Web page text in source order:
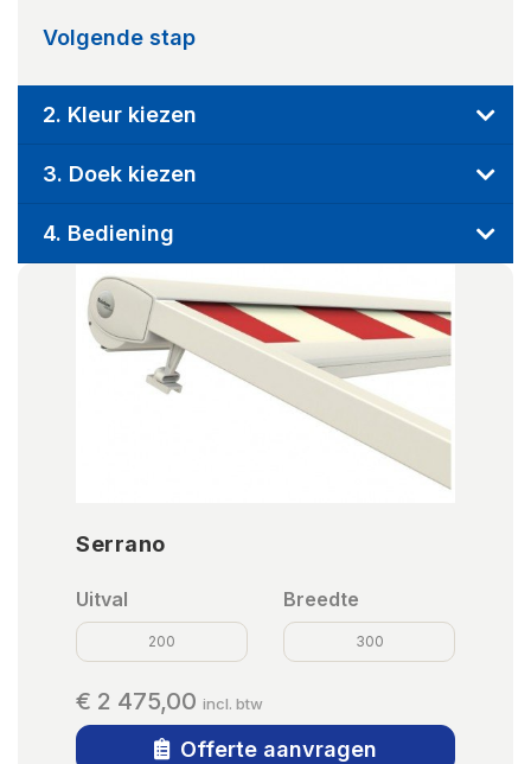
Volgende stap
2. Kleur kiezen
3. Doek kiezen
4. Bediening
Serrano
Uitval
200
Breedte
300
€ 2 475,00 incl. btw
Offerte aanvragen